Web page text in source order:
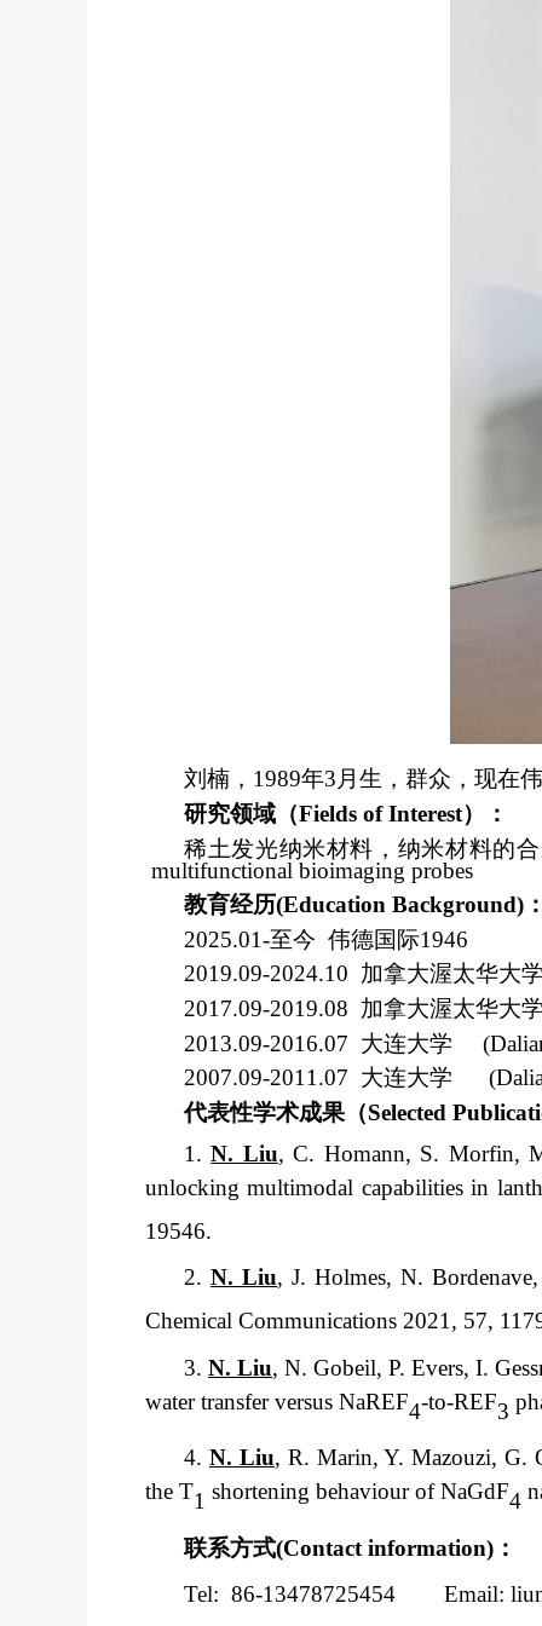
刘楠， 1989年3月生，群众，现在
研究领域（Fields of Interest）：
稀土发光纳米材料，纳米材料的
multifunctional bioimaging probes
教育经历(Education Background)
2025.01-至今 伟德国际1946
2019.09-2024.10 加拿大渥太华大
2017.09-2019.08 加拿大渥太华大
2013.09-2016.07 大连大学
2007.09-2011.07 大连大学
代表性学术成果（Selected
1.N. Liu, C. Homann, S. Morfin,
unlocking multimodal capabilities in
19546.
2.N. Liu, J. Holmes, N.
Chemical Communications 2021, 57,
3. N. Liu, N. Gobeil, P. Evers, I.
water transfer versus NaREF4-to-REF3
4. N. Liu, R. Marin, Y. Mazouzi, G.
the T1 shortening behaviour of NaGdF4
联系方式(Contact information) ：
Tel: 86-13478725454 Email: